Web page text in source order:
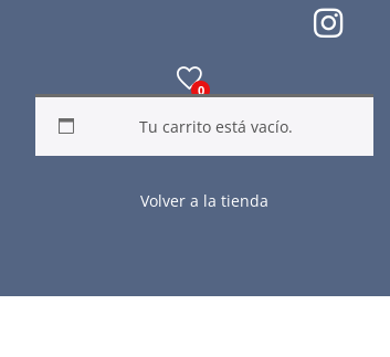
0
Tu carrito está vacío.
Volver a la tienda